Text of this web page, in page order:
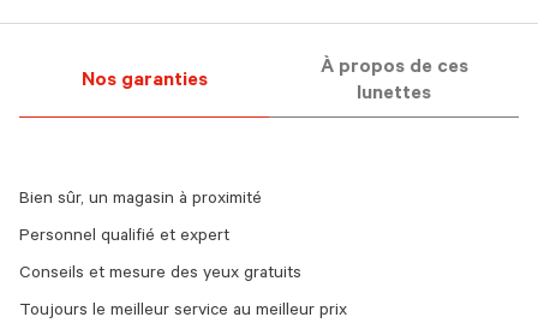
Nos garanties
À propos de ces
lunettes
Bien sûr, un magasin à proximité
Personnel qualifié et expert
Conseils et mesure des yeux gratuits
Toujours le meilleur service au meilleur prix